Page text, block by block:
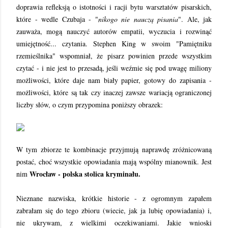
doprawia refleksją o istotności i racji bytu warsztatów pisarskich,
które - wedle Czubaja - "nikogo nie nauczą pisania". Ale, jak
zauważa, mogą nauczyć autorów empatii, wyczucia i rozwinąć
umiejętność... czytania. Stephen King w swoim "Pamiętniku
rzemieślnika" wspomniał, że pisarz powinien przede wszystkim
czytać - i nie jest to przesadą, jeśli weźmie się pod uwagę miliony
możliwości, które daje nam biały papier, gotowy do zapisania -
możliwości, które są tak czy inaczej zawsze wariacją ograniczonej
liczby słów, o czym przypomina poniższy obrazek:
W tym zbiorze te kombinacje przyjmują naprawdę zróżnicowaną
postać, choć wszystkie opowiadania mają wspólny mianownik. Jest
nim Wrocław - polska stolica kryminału.
Nieznane nazwiska, krótkie historie - z ogromnym zapałem
zabrałam się do tego zbioru (wiecie, jak ja lubię opowiadania) i,
nie ukrywam, z wielkimi oczekiwaniami. Jakie wnioski